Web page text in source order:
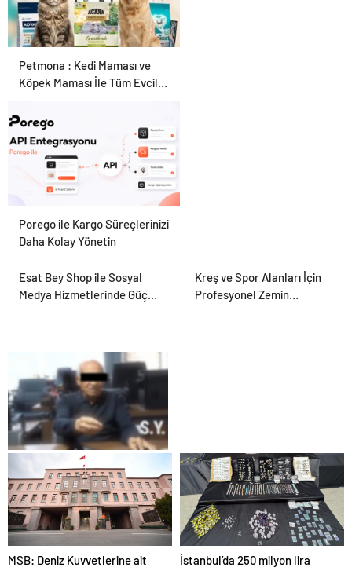
Petmona : Kedi Maması ve
Köpek Maması İle Tüm Evcil
Porego ile Kargo Süreçlerinizi
Daha Kolay Yönetin
Esat Bey Shop ile Sosyal
Medya Hizmetlerinde Güçlü
Kreş ve Spor Alanları İçin
Profesyonel Zemin
25 Yıllık Miras Davasında
Gözler Temmuz Ayındaki
Karar Duruşmasına Çevrildi
MSB: Deniz Kuvvetlerine ait İstanbul’da 250 milyon lira